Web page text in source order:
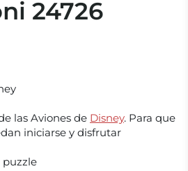
24726
las Aviones de Disney. Para que
iniciarse y disfrutar
puzzle